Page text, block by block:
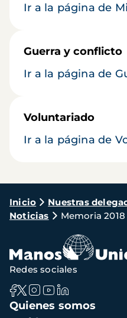
Ir a la página de
Guerra y conflicto
Ir a la página de
Voluntariado
Ir a la página de
Ruta
de
navegación
Inicio Nuestras
Noticias
Memoria 2018
Navegación
principal
Quienes somos
Redes sociales